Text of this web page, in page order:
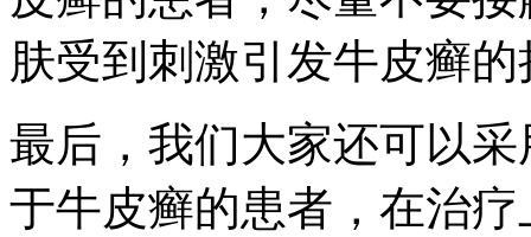
肤受到刺激引发牛皮癣
最后，我们大家还可以
于牛皮癣的患者，在治